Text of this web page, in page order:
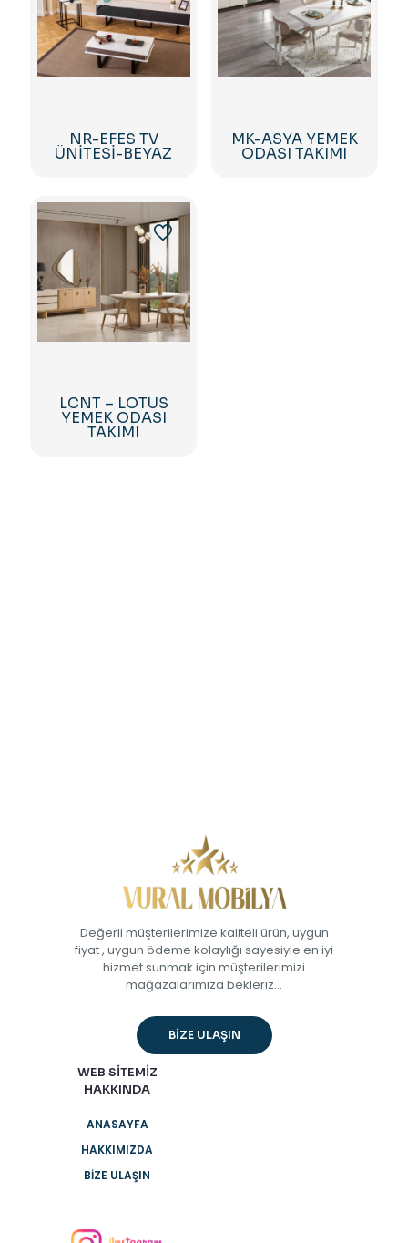
NR-EFES TV
ÜNİTESİ-BEYAZ
MK-ASYA YEMEK
ODASI TAKIMI
LCNT – LOTUS
YEMEK ODASI
TAKIMI
Değerli müşterilerimize kaliteli ürün, uygun
fiyat , uygun ödeme kolaylığı sayesiyle en iyi
hizmet sunmak için müşterilerimizi
mağazalarımıza bekleriz...
BİZE ULAŞIN
WEB SİTEMİZ
HAKKINDA
ANASAYFA
HAKKIMIZDA
BİZE ULAŞIN